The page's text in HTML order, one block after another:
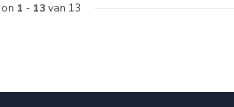
1 - 13van 13